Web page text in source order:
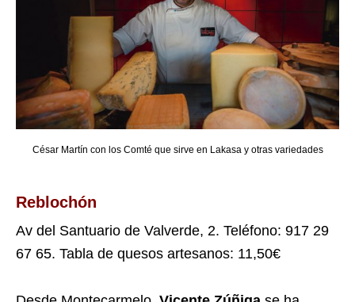
César Martín con los Comté que sirve en Lakasa y otras variedades
Reblochón
Av del Santuario de Valverde, 2. Teléfono: 917 29
67 65. Tabla de quesos artesanos: 11,50€